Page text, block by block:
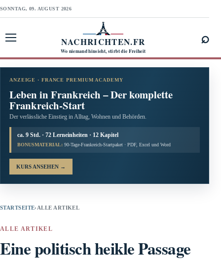
SONNTAG, 09. AUGUST 2026
NACHRICHTEN.FR
Wo niemand hinsieht, stirbt die Freiheit
⌕
ANZEIGE · FRANCE PREMIUM ACADEMY
Leben in Frankreich – Der komplette
Frankreich-Start
Der verlässliche Einstieg in Alltag, Wohnen und Behörden.
ca. 9 Std. · 72 Lerneinheiten · 12 Kapitel
BONUSMATERIAL: 90-Tage-Frankreich-Startpaket · PDF, Excel und Word
KURS ANSEHEN →
STARTSEITE› ALLE ARTIKEL
ALLE ARTIKEL
Eine politisch heikle Passage